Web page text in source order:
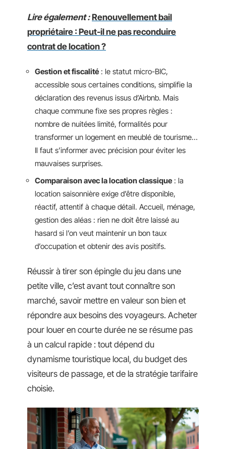
Lire également : Renouvellement bail
propriétaire : Peut-il ne pas reconduire
contrat de location ?
Gestion et fiscalité : le statut micro-BIC,
accessible sous certaines conditions, simplifie la
déclaration des revenus issus d’Airbnb. Mais
chaque commune fixe ses propres règles :
nombre de nuitées limité, formalités pour
transformer un logement en meublé de tourisme…
Il faut s’informer avec précision pour éviter les
mauvaises surprises.
Comparaison avec la location classique : la
location saisonnière exige d’être disponible,
réactif, attentif à chaque détail. Accueil, ménage,
gestion des aléas : rien ne doit être laissé au
hasard si l’on veut maintenir un bon taux
d’occupation et obtenir des avis positifs.
Réussir à tirer son épingle du jeu dans une
petite ville, c’est avant tout connaître son
marché, savoir mettre en valeur son bien et
répondre aux besoins des voyageurs. Acheter
pour louer en courte durée ne se résume pas
à un calcul rapide : tout dépend du
dynamisme touristique local, du budget des
visiteurs de passage, et de la stratégie tarifaire
choisie.